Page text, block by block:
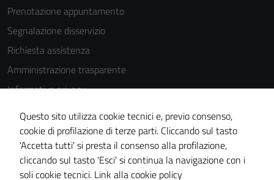
Prenotazione appuntamento
Segnalazione disservizio
Richiesta assistenza
Amministrazione trasparente
Informativa privacy
Cookie Policy
Note legali
Dichiarazione di accessibilità
Piano di miglioramento del sito
Questo sito utilizza cookie tecnici e, previo consenso,
cookie di profilazione di terze parti. Cliccando sul tasto
'Accetta tutti' si presta il consenso alla profilazione,
cliccando sul tasto 'Esci' si continua la navigazione con i
soli cookie tecnici. Link alla cookie policy